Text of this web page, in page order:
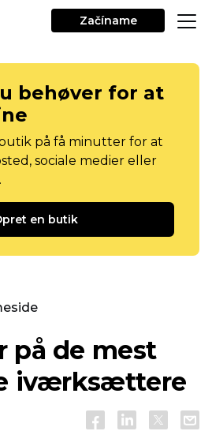
Začíname
behøver for at
på få minutter for at
sociale medier eller
en butik
på de mest
iværksættere